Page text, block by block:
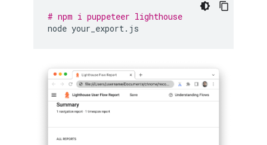
# npm i puppeteer lighthouse
node